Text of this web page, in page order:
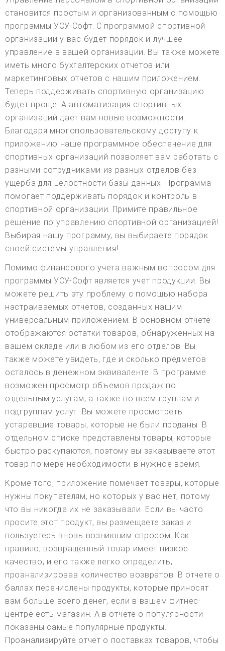
становится простым и организованным с помощью
программы УСУ-Софт. С программой спортивной
организации у вас будет порядок и лучшее
управление в вашей организации. Вы также можете
иметь много бухгалтерских отчетов или
маркетинговых отчетов с нашим приложением.
Теперь поддерживать спортивную организацию
будет проще. А автоматизация спортивных
организаций дает вам новые возможности.
Благодаря многопользовательскому доступу к
приложению наше программное обеспечение для
спортивных организаций позволяет вам работать с
разными сотрудниками из разных отделов без
ущерба для целостности базы данных. Программа
помогает поддерживать порядок и контроль в
спортивной организации. Примите правильное
решение по управлению спортивной организацией!
Выбирая нашу программу, вы выбираете порядок
своей системы управления!
Помимо финансового учета важным вопросом для
программы УСУ-Софт является учет продукции. Вы
можете решить эту проблему с помощью набора
настраиваемых отчетов, созданных нашим
универсальным приложением. В основном отчете
отображаются остатки товаров, обнаруженных на
вашем складе или в любом из его отделов. Вы
также можете увидеть, где и сколько предметов
осталось в денежном эквиваленте. В программе
возможен просмотр объемов продаж по
отдельным услугам, а также по всем группам и
подгруппам услуг. Вы можете просмотреть
устаревшие товары, которые не были проданы. В
отдельном списке представлены товары, которые
быстро раскупаются, поэтому вы заказываете этот
товар по мере необходимости в нужное время.
Кроме того, приложение помечает товары, которые
нужны покупателям, но которых у вас нет, потому
что вы никогда их не заказывали. Если вы часто
просите этот продукт, вы размещаете заказ и
пользуетесь вновь возникшим спросом. Как
правило, возвращенный товар имеет низкое
качество, и его также легко определить,
проанализировав количество возвратов. В отчете о
баллах перечислены продукты, которые приносят
вам больше всего денег, если в вашем фитнес-
центре есть магазин. А в отчете о популярности
показаны самые популярные продукты.
Проанализируйте отчет о поставках товаров, чтобы